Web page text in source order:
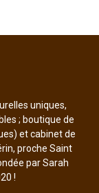
uniques,
; boutique de
et cabinet de
proche Saint
par Sarah
!